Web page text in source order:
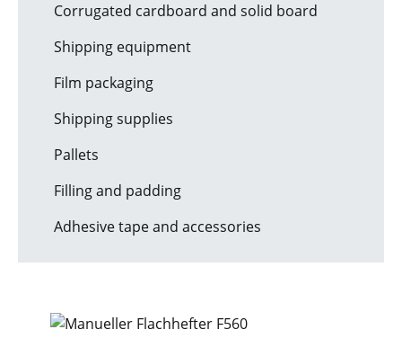
Corrugated cardboard and solid board
Shipping equipment
Film packaging
Shipping supplies
Pallets
Filling and padding
Adhesive tape and accessories